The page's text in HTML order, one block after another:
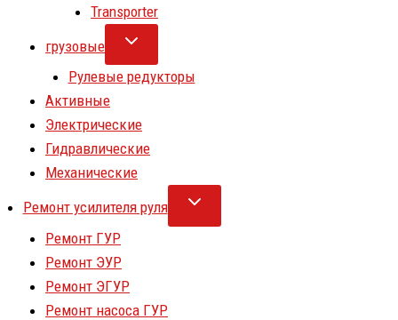
Transporter
грузовые
Рулевые редукторы
Активные
Электрические
Гидравлические
Механические
Ремонт усилителя руля
Ремонт ГУР
Ремонт ЭУР
Ремонт ЭГУР
Ремонт насоса ГУР